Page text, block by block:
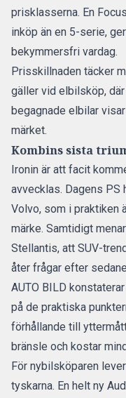
prisklasserna. En
inköp än en 5-serie,
bekymmersfri vardag.
Prisskillnaden täcker
gäller vid elbilsköp,
begagnade elbilar
märket.
Kombins sista
Ironin är att facit
avvecklas. Dagens PS
Volvo, som i praktiken
märke. Samtidigt
Stellantis, att SUV-
åter frågar efter
AUTO BILD
på de praktiska
förhållande till
bränsle och kostar
För nybilsköparen
tyskarna. En helt ny